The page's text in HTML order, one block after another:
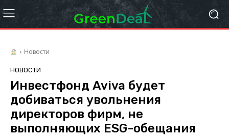
Новости
НОВОСТИ
Инвестфонд Aviva будет
добиваться увольнения
директоров фирм, не
выполняющих ESG-обещания